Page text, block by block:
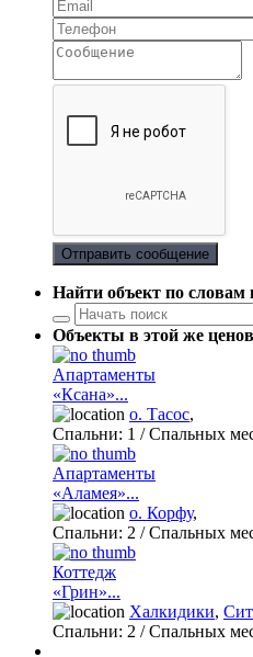
Отправить сообщение
Найти объект по словам
Объекты в этой же
Апартаменты
«Ксана»...
о. Тасос,
Спальни: 1 / Спальных
Апартаменты
«Аламея»...
о. Корфу,
Спальни: 2 / Спальных
Коттедж
«Грин»...
Халкидики,
Спальни: 2 / Спальных